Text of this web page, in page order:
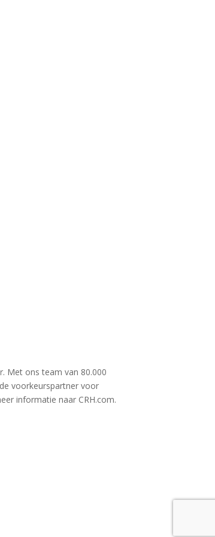
Met ons team van 80.000
voorkeurspartner voor
informatie naar CRH.com.